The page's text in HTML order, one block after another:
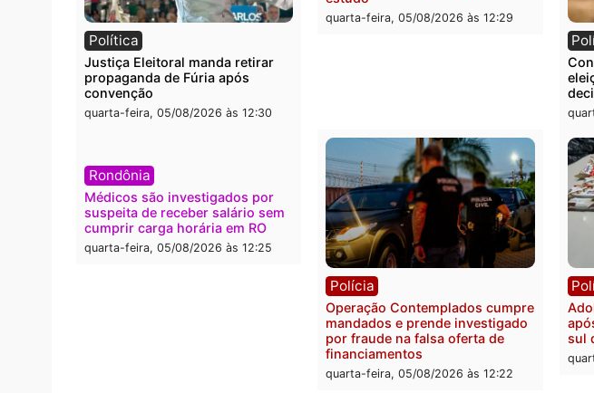
Brasil
Confronto durante operação
quarta-feira, 05/08/2026 às 12:42
Flávio Bolsonaro escolhe Alfredo
quarta-feira, 05/08/2026 às 12:33
Polícia
Com apenas 28% do efetivo,
Polícia Civil de Rondônia tem
maior déficit do país, aponta
estudo
quarta-feira, 05/08/2026 às 12:29